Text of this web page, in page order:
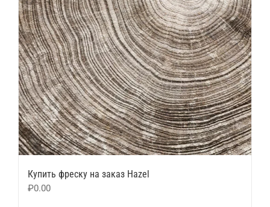
Купить фреску на заказ Hazel
₽0.00